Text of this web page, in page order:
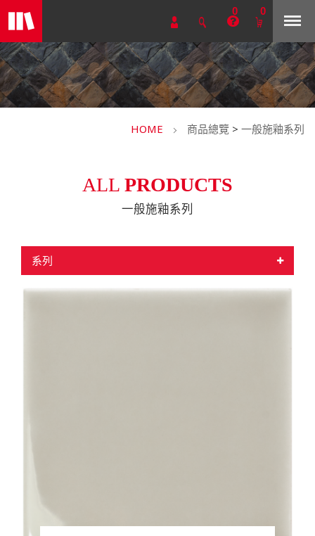
0 0
ALL PRODUCTS
一般施釉系列
HOME 商品總覽 > 一般施釉系列
系列